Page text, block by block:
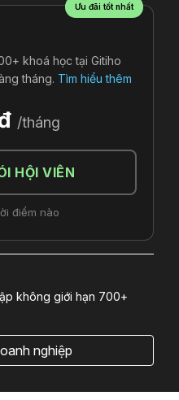
Ưu đãi tốt nhất
khoá học tại Gitiho
tháng. Tìm hiểu thêm
/tháng
HỘI VIÊN
điểm nào
không giới hạn 700+
nghiệp